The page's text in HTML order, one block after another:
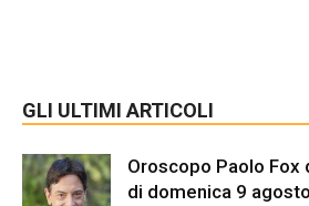
GLI ULTIMI ARTICOLI
Oroscopo Paolo Fox
di domenica 9